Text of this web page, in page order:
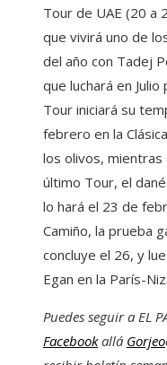
Tour de UAE (20 a
que vivirá uno de
del año con Tadej
que luchará en
Tour iniciará su
febrero en la
los olivos, mientras
último Tour, el
lo hará el 23 de
Camiño, la prueba
concluye el 26, y
Egan en la París-
Puedes seguir a EL
Facebookallá Gorjeo